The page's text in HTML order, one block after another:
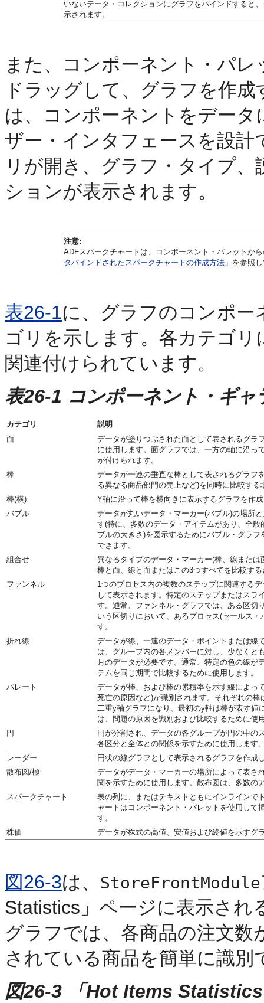
いないデータ・コレクションにグラフをバインドすると
示されます。
また、コンポーネント・パ
ドラッグして、グラフを作
は、コンポーネントをデー
ザー・インタフェースを設
リが開き、グラフ・タイプ
ションが表示されます。
注意:
ADFスパークチャートは、コンポーネント・パレットか
タバインドされたスパークチャートの作成方法」 を参照
表26-1に、グラフのコンポ
ゴリを示します。各カテゴ
関連付けられています。
表26-1 コンポーネント・ギ
カテゴリ
説明
面
データが塗りつぶされた面として表されるグラ
に使用します。面グラフでは、一方の軸に沿っ
が付けられます。
棒
データが一連の垂直な棒として表されるグラフ
る異なる商品部門の売上など)を同時に比較する
棒(横)
Y軸に沿って棒を横向きに表示するグラフを作
バブル
データが丸いデータ・マーカー(バブル)の場所
す(特に、多数のデータ・アイテムがあり、全
ブルの大きさ)を図示するためにバブル・グラ
できます。
組合せ
異なるタイプのデータ・マーカー(棒、線また
棒と面、線と面またはこの3つすべてを比較す
ファンネル
1つのプロセス内の複数のステップに関連する
して表示されます。特定のステップまたはス
す。通常、ファンネル・グラフでは、ある区切
いう区切りにおいて、あるプロセス(セールス
す。
折れ線
データが線、一連のデータ・ポイントまたは線
は、グループ内の各メンバーに対し、少なくと
月のデータが必要です。通常、特定の色の線が
テムを同じ期間で比較するために使用します。
パレート
データが棒、および棒の累積率を示す線によっ
死亡の原因など)が識別されます。それぞれの
二重y軸グラフになり、最初のy軸は棒が表す値
は、問題の原因を識別および比較するために使
円
円が分割され、データの各グループが円の中
各区分と全体との関係を示すために使用します
レーダー
円状の線グラフとして表示されるグラフを作
散布図/極
データがデータ・マーカーの場所によって表さ
関を示すために使用します。散布図は、多数の
スパークチャート
表の列に、またはテキストともにインラインで
ャートはコンポーネント・パレットを使用し
す。
株価
データが株式の高値、安値および終値を示すグ
図26-3は、 StoreFrontModule
Statistics」ページに表示さ
グラフでは、各商品の注文
されている商品を簡単に識別
図26-3 「Hot Items